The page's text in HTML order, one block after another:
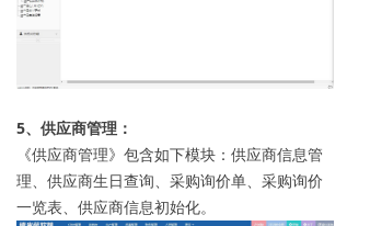
5、供应商管理：
《供应商管理》包含如下模块：供应商信息管
理、供应商生日查询、采购询价单、采购询价
一览表、供应商信息初始化。